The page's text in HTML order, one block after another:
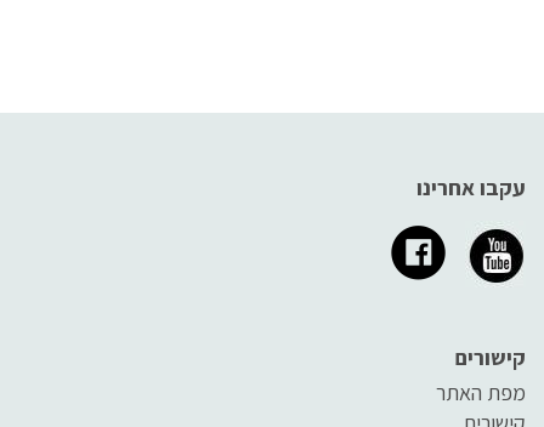
עקבו אחרינו
קישורים
מפת האתר